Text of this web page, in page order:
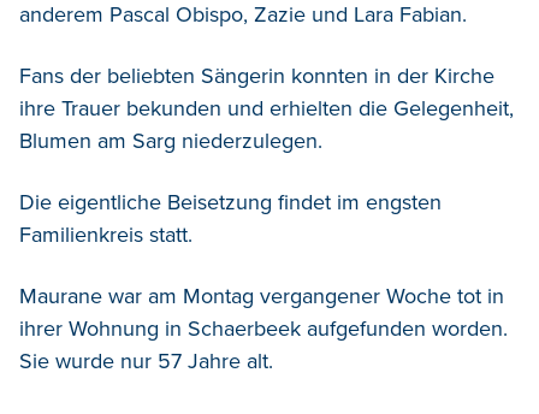
anderem Pascal Obispo, Zazie und Lara Fabian.
Fans der beliebten Sängerin konnten in der Kirche
ihre Trauer bekunden und erhielten die Gelegenheit,
Blumen am Sarg niederzulegen.
Die eigentliche Beisetzung findet im engsten
Familienkreis statt.
Maurane war am Montag vergangener Woche tot in
ihrer Wohnung in Schaerbeek aufgefunden worden.
Sie wurde nur 57 Jahre alt.